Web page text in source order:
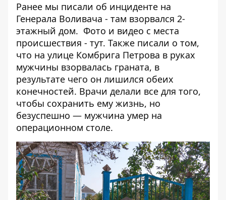
Ранее мы писали об инциденте на
Генерала Воливача - там взорвался 2-
этажный дом. Фото и видео с места
происшествия - тут. Также писали о том,
что на улице Комбрига Петрова в руках
мужчины взорвалась граната, в
результате чего он лишился обеих
конечностей. Врачи делали все для того,
чтобы сохранить ему жизнь, но
безуспешно — мужчина умер на
операционном столе.